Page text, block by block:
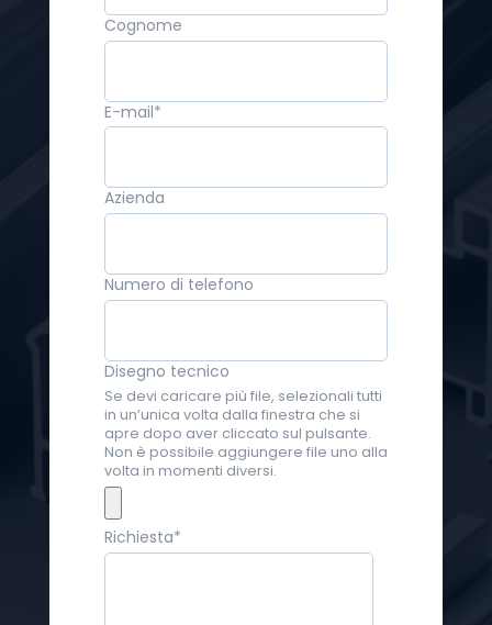
Cognome
E-mail*
Azienda
Numero di telefono
Disegno tecnico
Se devi caricare più file, selezionali tutti
in un’unica volta dalla finestra che si
apre dopo aver cliccato sul pulsante.
Non è possibile aggiungere file uno alla
volta in momenti diversi.
Richiesta*